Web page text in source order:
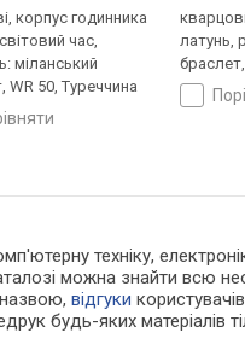
корпус годинника
час,
міланський
WR 50, Туреччина
латунь,
техніку,
можна знайти всю
назвою,відгуки
будь-яких матеріалів